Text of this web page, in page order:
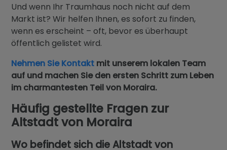
Und wenn Ihr Traumhaus noch nicht auf dem
Markt ist? Wir helfen Ihnen, es sofort zu finden,
wenn es erscheint – oft, bevor es überhaupt
öffentlich gelistet wird.
Nehmen Sie Kontakt mit unserem lokalen Team
auf und machen Sie den ersten Schritt zum Leben
im charmantesten Teil von Moraira.
Häufig gestellte Fragen zur
Altstadt von Moraira
Wo befindet sich die Altstadt von